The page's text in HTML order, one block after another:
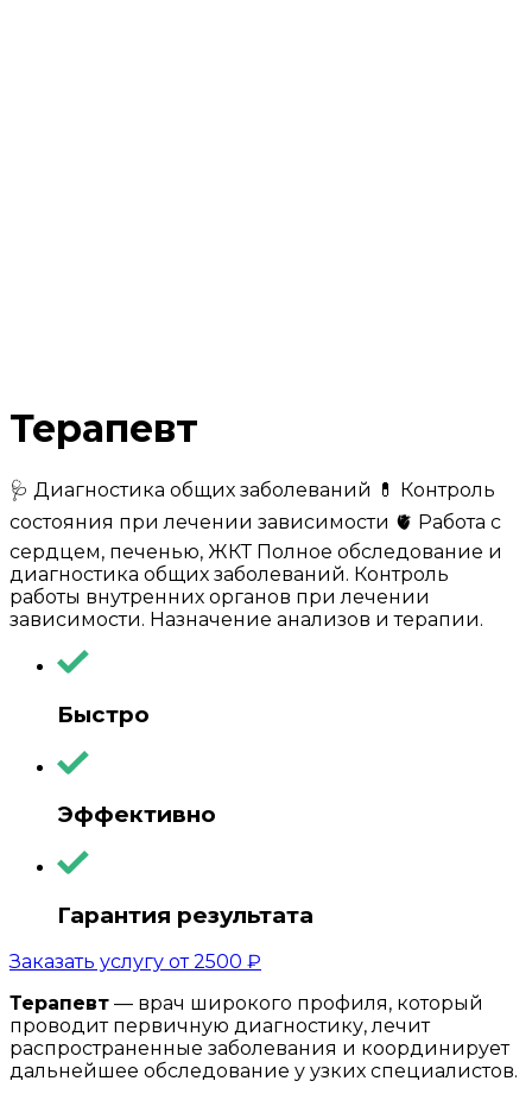
Терапевт
🩺 Диагностика общих заболеваний 💊 Контроль
состояния при лечении зависимости 🫀 Работа с
сердцем, печенью, ЖКТ Полное обследование и
диагностика общих заболеваний. Контроль
работы внутренних органов при лечении
зависимости. Назначение анализов и терапии.
Быстро
Эффективно
Гарантия результата
Заказать услугу от2500 ₽
Терапевт — врач широкого профиля, который
проводит первичную диагностику, лечит
распространенные заболевания и координирует
дальнейшее обследование у узких специалистов.